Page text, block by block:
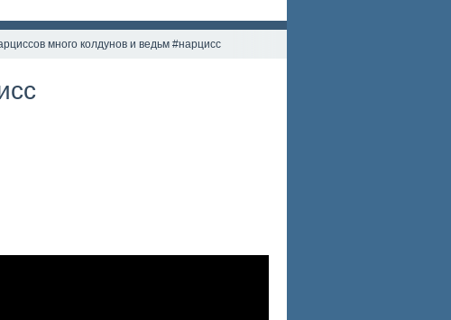
много колдунов и ведьм #нарцисс